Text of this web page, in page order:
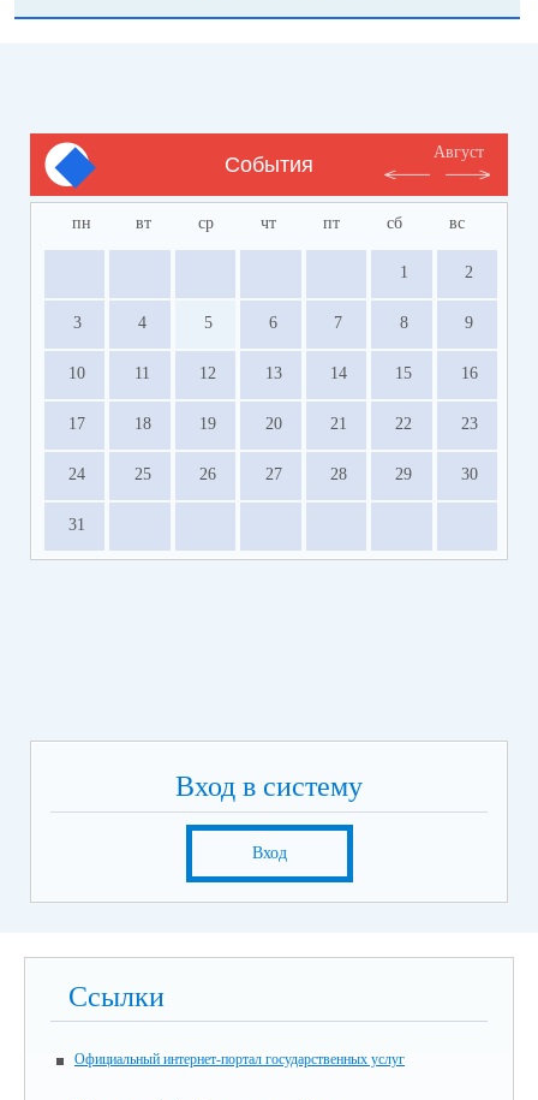
События
Август
пн вт ср чт пт сб вс
1 2
3 4 5 6 7 8 9
10 11 12 13 14 15 16
17 18 19 20 21 22 23
24 25 26 27 28 29 30
31
Вход в систему
Вход
Ссылки
Официальный интернет-портал государственных услуг